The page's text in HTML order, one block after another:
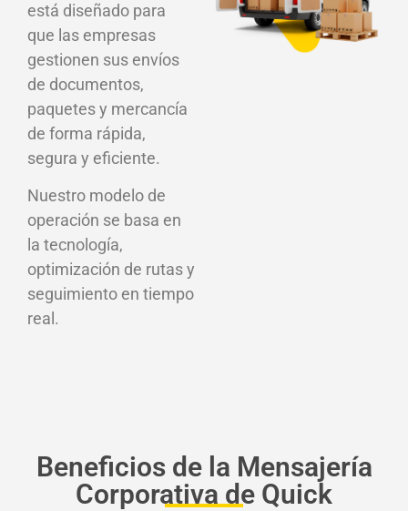
está diseñado para
que las empresas
gestionen sus envíos
de documentos,
paquetes y mercancía
de forma rápida,
segura y eficiente.
Nuestro modelo de
operación se basa en
la tecnología,
optimización de rutas y
seguimiento en tiempo
real.
Beneficios de la Mensajería
Corporativa de Quick